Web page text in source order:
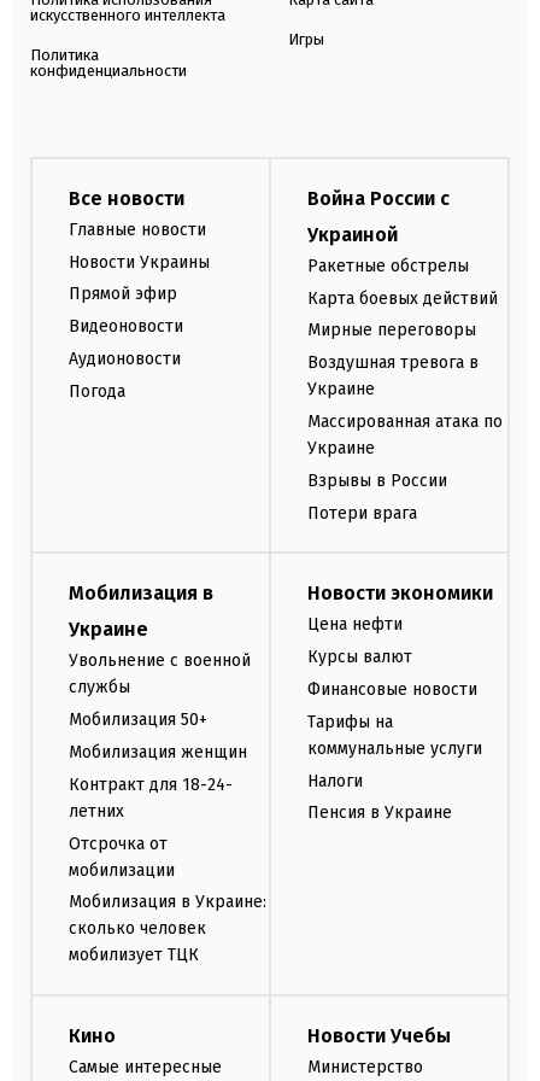
искусственного интеллекта
Политика
конфиденциальности
Игры
Все новости
Главные новости
Новости Украины
Прямой эфир
Видеоновости
Аудионовости
Погода
Война России с
Украиной
Ракетные обстрелы
Карта боевых действий
Мирные переговоры
Воздушная тревога в
Украине
Массированная атака по
Украине
Взрывы в России
Потери врага
Мобилизация в
Украине
Увольнение с военной
службы
Мобилизация 50+
Мобилизация женщин
Контракт для 18-24-
летних
Отсрочка от
мобилизации
Мобилизация в Украине:
сколько человек
мобилизует ТЦК
Новости экономики
Цена нефти
Курсы валют
Финансовые новости
Тарифы на
коммунальные услуги
Налоги
Пенсия в Украине
Кино
Самые интересные
Новости Учебы
Министерство